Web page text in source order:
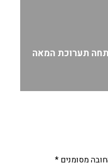
תערוכת המאה
מסומנים *